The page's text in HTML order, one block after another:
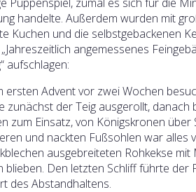
handelte. Außerdem wurden mit
Kuchen und die selbstgebackenen
angemessenes
aufschlagen:
ersten Advent vor zwei Wochen
der Teig ausgerollt, danach
zum Einsatz, von Königskronen über
und nackten Fußsohlen war alles
ausgebreiteten Rohkekse mit
Den letzten Schliff führte der
des Abstandhaltens.